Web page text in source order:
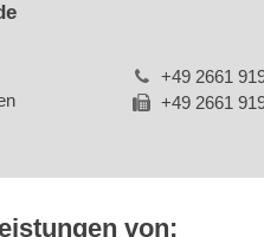
+49 2661
+49 2661
von: